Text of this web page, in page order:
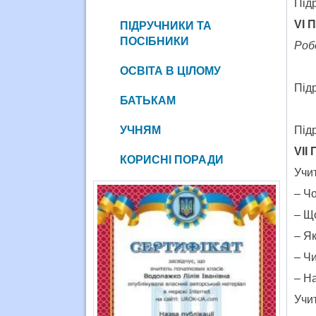
VI
VII
–
–
–
–
–
ПІДРУЧНИКИ ТА
ПОСІБНИКИ
ОСВІТА В ЦІЛОМУ
БАТЬКАМ
УЧНЯМ
КОРИСНІ ПОРАДИ